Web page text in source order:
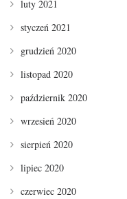
luty 2021
styczeń 2021
grudzień 2020
listopad 2020
październik 2020
wrzesień 2020
sierpień 2020
lipiec 2020
czerwiec 2020